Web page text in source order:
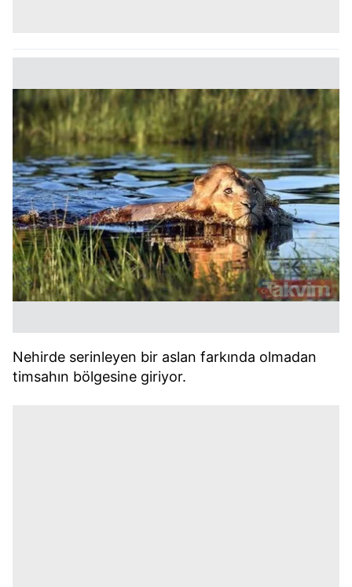
Nehirde serinleyen bir aslan farkında olmadan
timsahın bölgesine giriyor.